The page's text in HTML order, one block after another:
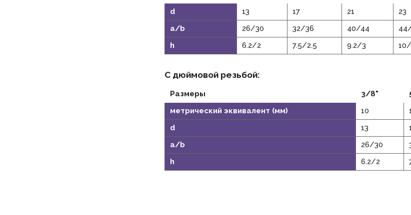
d
13 17 21 23
a/b
26/30 32/36 40/44
h
6.2/2 7.5/2.5 9.2/3
С дюймовой резьбой:
Размеры 3/8"
метрический эквивалент (мм)
10
d
13
a/b
26/30
h
6.2/2